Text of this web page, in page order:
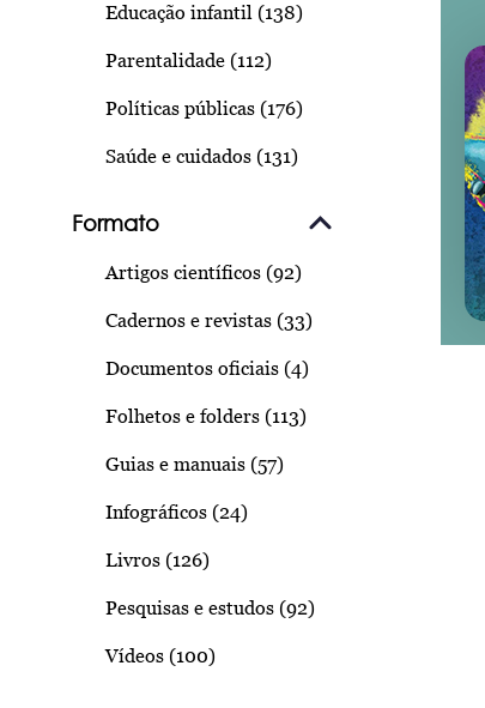
Educação infantil (138)
Parentalidade (112)
Políticas públicas (176)
Saúde e cuidados (131)
Formato
Artigos científicos (92)
Cadernos e revistas (33)
Documentos oficiais (4)
Folhetos e folders (113)
Guias e manuais (57)
Infográficos (24)
Livros (126)
Pesquisas e estudos (92)
Vídeos (100)